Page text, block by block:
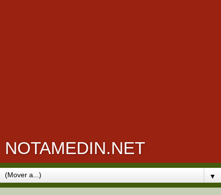
NOTAMEDIN.NET
▼